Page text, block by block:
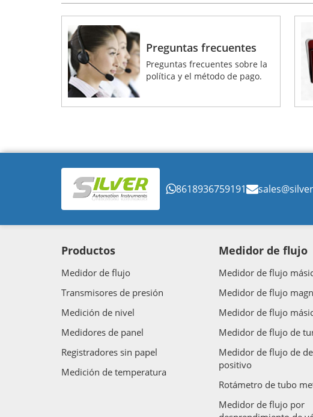
Preguntas frecuentes
Preguntas frecuentes sobre la
política y el método de pago.
8618936759191
Productos
Medidor de flujo
Transmisores de presión
Medición de nivel
Medidores de panel
Registradores sin papel
Medición de temperatura
Medidor de flujo
Medidor de flujo
Medidor de flujo
Medidor de flujo
Medidor de flujo de
Medidor de flujo de
positivo
Rotámetro de tubo
Medidor de flujo por